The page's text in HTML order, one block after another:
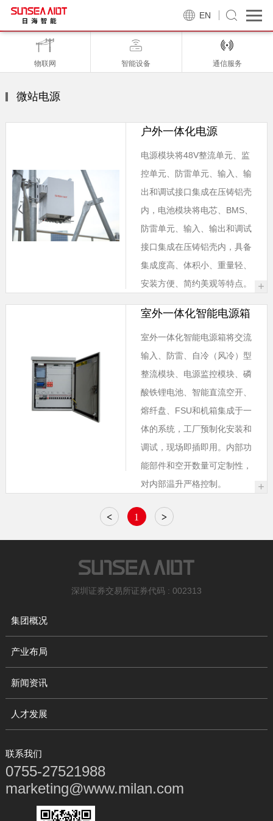
EN
物联网 智能设备 通信服务
微站电源
户外一体化电源
电源模块将48V整流单元、监
控单元、防雷单元、输入、输
出和调试接口集成在压铸铝壳
内，电池模块将电芯、BMS、
防雷单元、输入、输出和调试
接口集成在压铸铝壳内，具备
集成度高、体积小、重量轻、
安装方便、简约美观等特点。
+
室外一体化智能电源箱
室外一体化智能电源箱将交流
输入、防雷、自冷（风冷）型
整流模块、电源监控模块、磷
酸铁锂电池、智能直流空开、
熔纤盘、FSU和机箱集成于一
体的系统，工厂预制化安装和
调试，现场即插即用。内部功
能部件和空开数量可定制性，
对内部温升严格控制。
+
< 1 >
深圳证券交易所证券代码 : 002313
集团概况
产业布局
新闻资讯
人才发展
联系我们
0755-27521988
marketing@www.milan.com